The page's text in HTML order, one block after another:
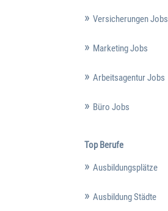
Versicherungen Jobs
Marketing Jobs
Arbeitsagentur Jobs
Büro Jobs
Top Berufe
Ausbildungsplätze
Ausbildung Städte